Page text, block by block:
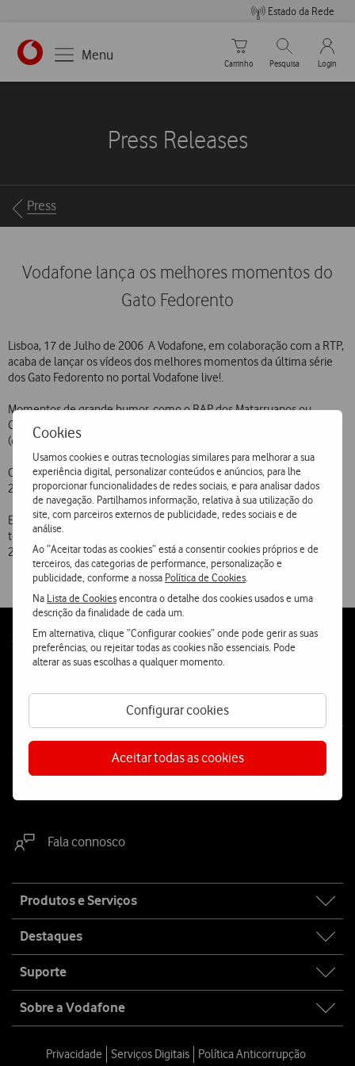
Cookies
Usamos cookies e outras tecnologias similares para melhorar a sua
experiência digital, personalizar conteúdos e anúncios, para lhe
proporcionar funcionalidades de redes sociais, e para analisar dados
de navegação. Partilhamos informação, relativa à sua utilização do
site, com parceiros externos de publicidade, redes sociais e de
análise.
Ao “Aceitar todas as cookies” está a consentir cookies próprios e de
terceiros, das categorias de performance, personalização e
publicidade, conforme a nossa Política de Cookies
Na Lista de Cookiesencontra o detalhe dos cookies usados e uma
descrição da finalidade de cada um.
Em alternativa, clique “Configurar cookies” onde pode gerir as suas
preferências, ou rejeitar todas as cookies não essenciais. Pode
alterar as suas escolhas a qualquer momento.
Configurar cookies
Aceitar todas as cookies
Estado da Rede
https://www.vodafone.pt
Menu
Carrinho de compras
Carrinho
Pesquisar
Pesquisa
My
Login
Press Releases
Breadcrumbs
Press
Vodafone lança os melhores momentos do
Gato Fedorento
Lisboa, 17 de Julho de 2006  A Vodafone, em colaboração com a RTP,
acaba de lançar os vídeos dos melhores momentos da última série
dos Gato Fedorento no portal Vodafone live!.
Momentos de grande humor, como o RAP dos Matarruanos ou
Operação à Gelatina estão disponíveis no canal Rir e no canal Vídeo
(opção Fun) e têm um preço por visualização de 2 euros.
Cada vídeo tem entre 1 e 4 minutos e no total serão disponibilizados
20 vídeos com o best of desta última série – Lopes da Silva.
Estes vídeos podem ser visualizados em mais de 50 modelos de
telemóveis (qualquer telefone 3G/UMTS e todos os terminais
2G/GPRS com funcionalidade de vídeo).
Follow
Social
Contacta-nos
Fala connosco
map
Produtos e Serviços
Destaques
Suporte
Sobre a Vodafone
Privacidade Serviços Digitais Política Anticorrupção